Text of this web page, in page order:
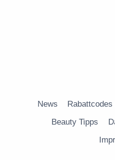
News Rabattcodes
Beauty Tipps